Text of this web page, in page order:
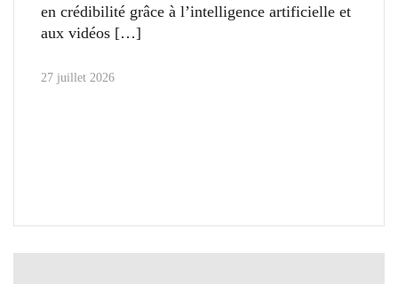
en crédibilité grâce à l’intelligence artificielle et
aux vidéos
27 juillet 2026